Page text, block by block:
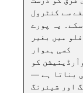
سے کنٹرول
یہ پورے
میں بغیر
کسی ہموار
کو
بناتا ہے —
اور شیئرنگ